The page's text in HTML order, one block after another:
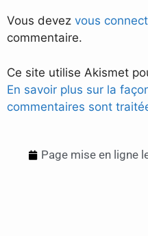
Vous devez vous
commentaire.
Ce site utilise Akismet
En savoir plus sur la
commentaires sont
Page mise en ligne